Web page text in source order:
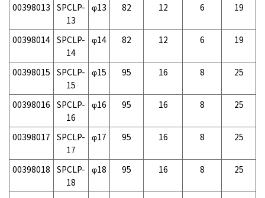
00398013 SPCLP-
13
φ13 82 12 6 19
00398014 SPCLP-
14
φ14 82 12 6 19
00398015 SPCLP-
15
φ15 95 16 8 25
00398016 SPCLP-
16
φ16 95 16 8 25
00398017 SPCLP-
17
φ17 95 16 8 25
00398018 SPCLP-
18
φ18 95 16 8 25